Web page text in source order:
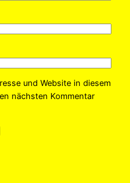
und Website in diesem
nächsten Kommentar